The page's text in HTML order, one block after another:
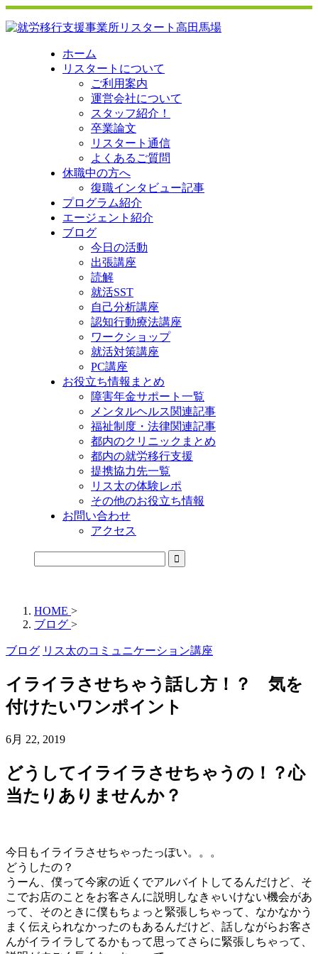
ホーム
リスタートについて
ご利用案内
運営会社について
スタッフ紹介！
卒業論文
リスタート通信
よくあるご質問
休職中の方へ
復職インタビュー記事
プログラム紹介
エージェント紹介
ブログ
今日の活動
出張講座
読解
就活SST
自己分析講座
認知行動療法講座
ワークショップ
就活対策講座
PC講座
お役立ち情報まとめ
障害年金サポート一覧
メンタルヘルス関連記事
福祉制度・法律関連記事
都内のクリニックまとめ
都内の就労移行支援
提携協力先一覧
リス太の体験レポ
その他のお役立ち情報
お問い合わせ
アクセス
HOME >
ブログ >
ブログ リス太のコミュニケーション講座
イライラさせちゃう話し方！？ 気を
付けたいワンポイント
6月 22, 2019
どうしてイライラさせちゃうの！？心
当たりありませんか？
今日もイライラさせちゃったっぽい。。。
どうしたの？
うーん、僕って今家の近くでアルバイトしてるんだけど、そ
こでお店のことをお客さんに説明しなきゃいけない機会があ
って、そのときに僕もちょっと緊張しちゃって、なかなかう
まく伝えられなかったのもあるんだけど、話しながらお客さ
んがイライラしてるかもって思ってさらに緊張しちゃって、